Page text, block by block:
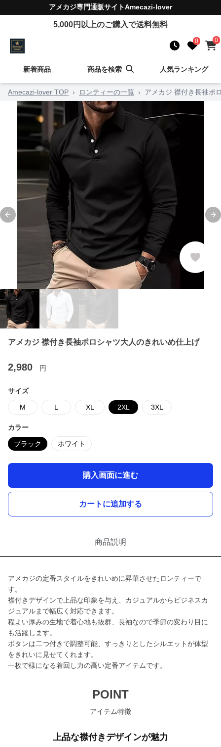
アメカジ専門通販サイトAmecazi-lover
5,000円以上のご購入で送料無料
0 0
新着商品 商品を検索 人気ランキング
Amecazi-lover TOP › ロンティーの一覧 › アメカジ 襟付き長袖ポ
Previous slide
アメカジ 襟付き長袖ポロシャツ大人のきれいめ仕上げ
2,980 円
サイズ
M L XL 2XL 3XL
カラー
ブラック ホワイト
購入画面に進む
カートに追加する
商品説明
アメカジの定番スタイルをきれいめに昇華させたロンティーで
す。
襟付きデザインで上品な印象を与え、カジュアルからビジネスカ
ジュアルまで幅広く対応できます。
程よい厚みの生地で着心地も抜群、長袖なので季節の変わり目に
も活躍します。
ボタンは二つ付きで調整可能、すっきりとしたシルエットが体型
をきれいに見せてくれます。
一枚で様になる着回し力の高い定番アイテムです。
POINT
アイテム特徴
上品な襟付きデザインが魅力